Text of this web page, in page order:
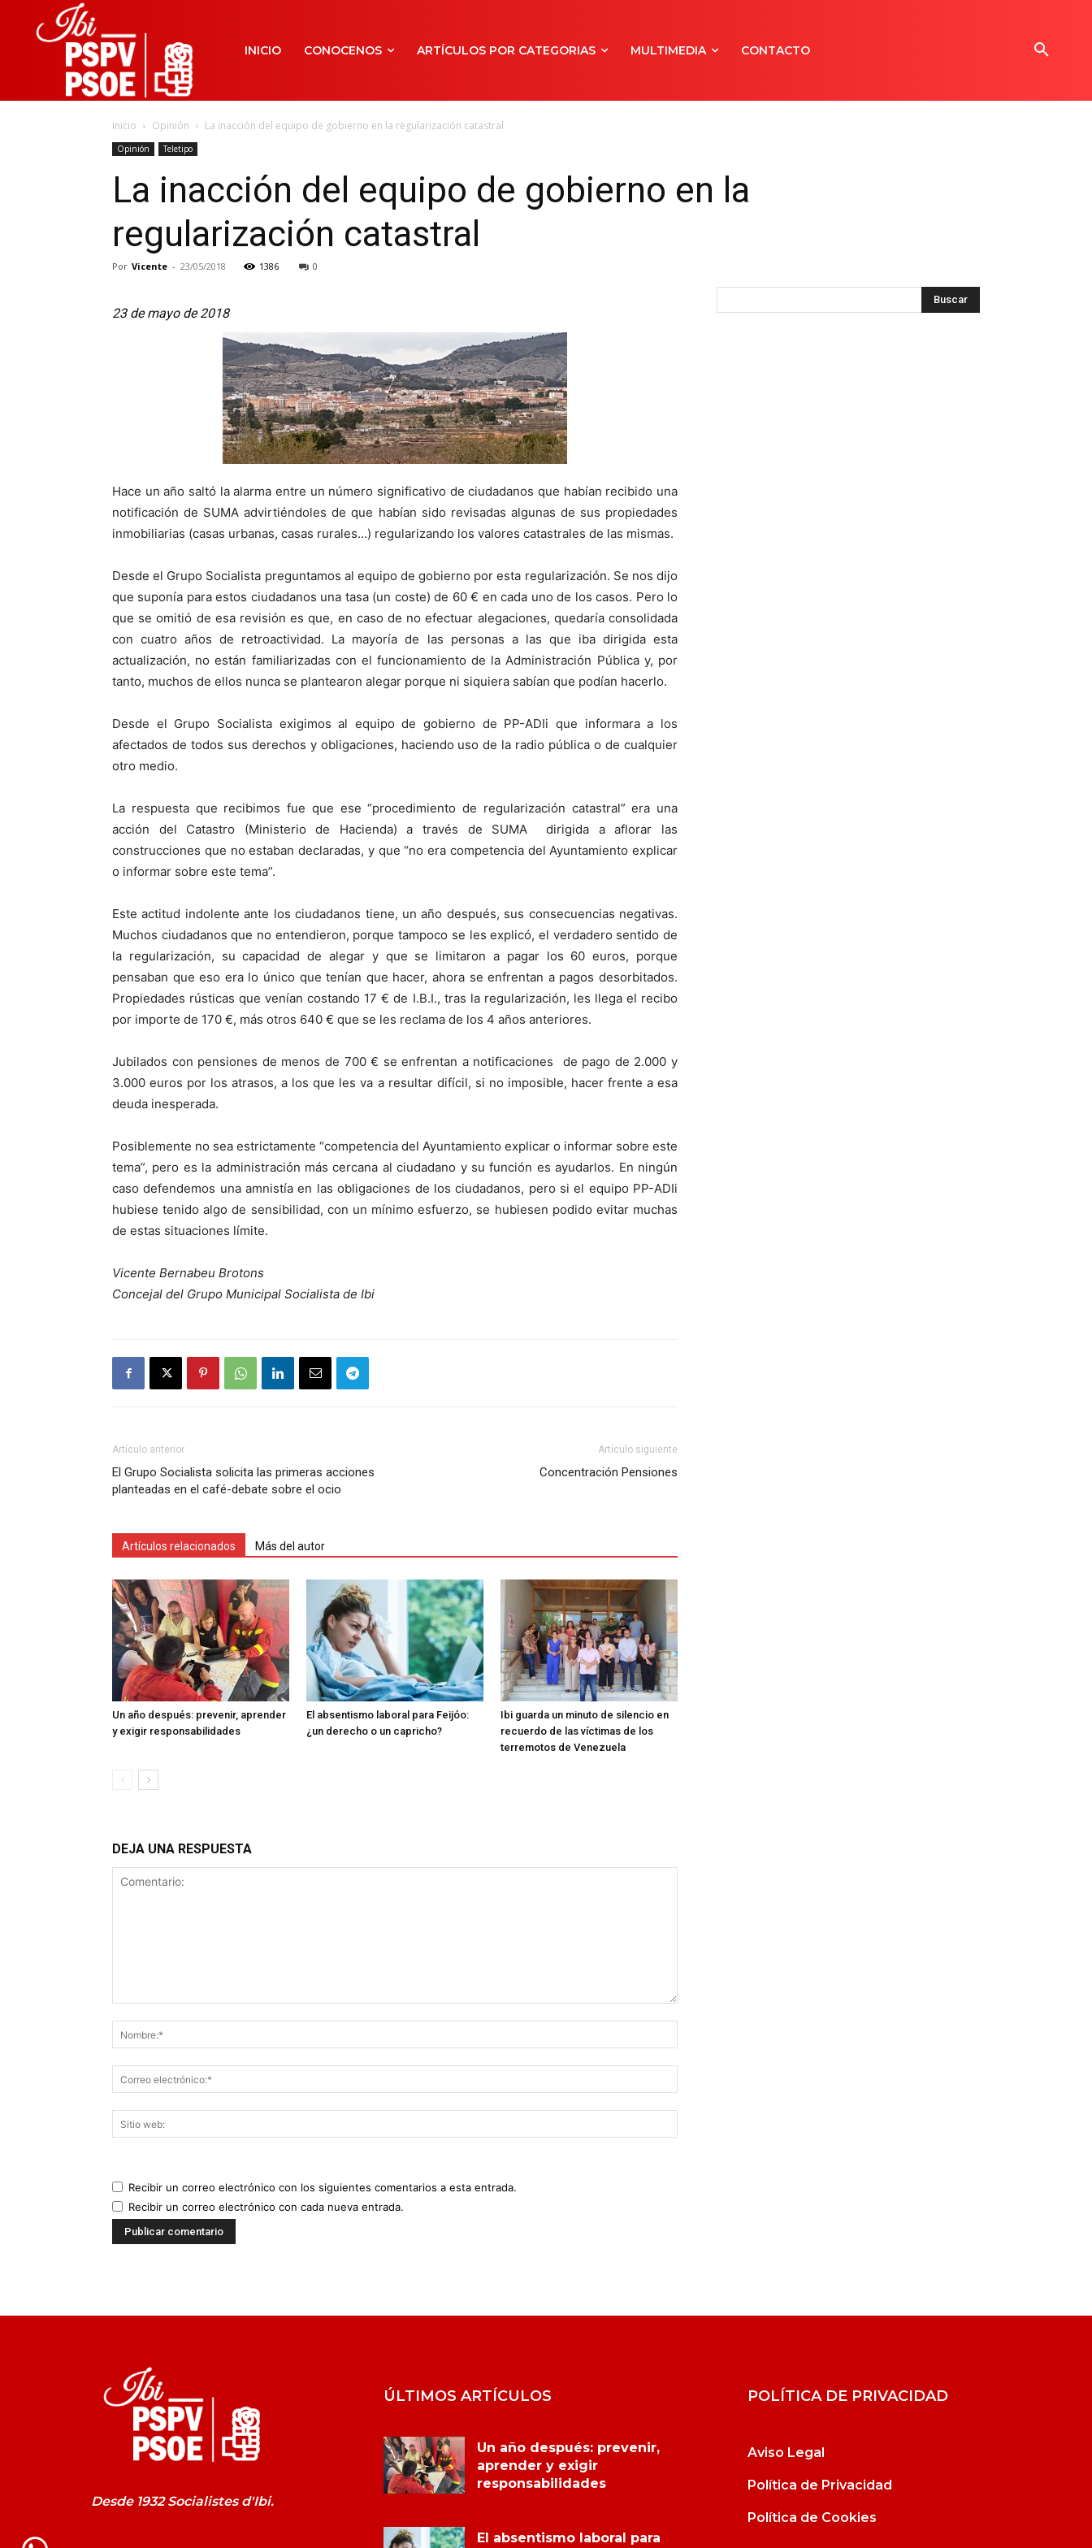
INICIO CONOCENOS ARTÍCULOS POR CATEGORIAS MULTIMEDIA CONTACTO
Inicio Opinión La inacción del equipo de gobierno en la regularización catastral
Opinión Teletipo
La inacción del equipo de gobierno en la
regularización catastral
Por Vicente - 23/05/2018 1386 0
23 de mayo de 2018
Hace un año saltó la alarma entre un número significativo de ciudadanos que habían recibido una
notificación de SUMA advirtiéndoles de que habían sido revisadas algunas de sus propiedades
inmobiliarias (casas urbanas, casas rurales…) regularizando los valores catastrales de las mismas.
Desde el Grupo Socialista preguntamos al equipo de gobierno por esta regularización. Se nos dijo
que suponía para estos ciudadanos una tasa (un coste) de 60 € en cada uno de los casos. Pero lo
que se omitió de esa revisión es que, en caso de no efectuar alegaciones, quedaría consolidada
con cuatro años de retroactividad. La mayoría de las personas a las que iba dirigida esta
actualización, no están familiarizadas con el funcionamiento de la Administración Pública y, por
tanto, muchos de ellos nunca se plantearon alegar porque ni siquiera sabían que podían hacerlo.
Desde el Grupo Socialista exigimos al equipo de gobierno de PP-ADIi que informara a los
afectados de todos sus derechos y obligaciones, haciendo uso de la radio pública o de cualquier
otro medio.
La respuesta que recibimos fue que ese “procedimiento de regularización catastral” era una
acción del Catastro (Ministerio de Hacienda) a través de SUMA dirigida a aflorar las
construcciones que no estaban declaradas, y que “no era competencia del Ayuntamiento explicar
o informar sobre este tema”.
Este actitud indolente ante los ciudadanos tiene, un año después, sus consecuencias negativas.
Muchos ciudadanos que no entendieron, porque tampoco se les explicó, el verdadero sentido de
la regularización, su capacidad de alegar y que se limitaron a pagar los 60 euros, porque
pensaban que eso era lo único que tenían que hacer, ahora se enfrentan a pagos desorbitados.
Propiedades rústicas que venían costando 17 € de I.B.I., tras la regularización, les llega el recibo
por importe de 170 €, más otros 640 € que se les reclama de los 4 años anteriores.
Jubilados con pensiones de menos de 700 € se enfrentan a notificaciones de pago de 2.000 y
3.000 euros por los atrasos, a los que les va a resultar difícil, si no imposible, hacer frente a esa
deuda inesperada.
Posiblemente no sea estrictamente “competencia del Ayuntamiento explicar o informar sobre este
tema”, pero es la administración más cercana al ciudadano y su función es ayudarlos. En ningún
caso defendemos una amnistía en las obligaciones de los ciudadanos, pero si el equipo PP-ADIi
hubiese tenido algo de sensibilidad, con un mínimo esfuerzo, se hubiesen podido evitar muchas
de estas situaciones límite.
Vicente Bernabeu Brotons
Concejal del Grupo Municipal Socialista de Ibi
Artículo anterior
El Grupo Socialista solicita las primeras acciones
planteadas en el café-debate sobre el ocio
Artículo siguiente
Concentración Pensiones
Artículos relacionados Más del autor
Un año después: prevenir, aprender
y exigir responsabilidades
El absentismo laboral para Feijóo:
¿un derecho o un capricho?
Ibi guarda un minuto de silencio en
recuerdo de las víctimas de los
terremotos de Venezuela
DEJA UNA RESPUESTA
Recibir un correo electrónico con los siguientes comentarios a esta entrada.
Recibir un correo electrónico con cada nueva entrada.
Desde 1932 Socialistes d'Ibi.
ÚLTIMOS ARTÍCULOS
Un año después: prevenir,
aprender y exigir
responsabilidades
El absentismo laboral para
POLÍTICA DE PRIVACIDAD
Aviso Legal
Política de Privacidad
Política de Cookies